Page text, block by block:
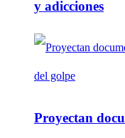
y adicciones
Proyectan